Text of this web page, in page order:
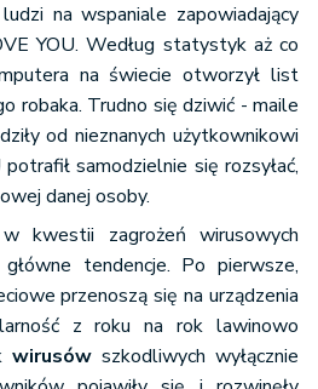
na wspaniale zapowiadający
YOU. Według statystyk aż co
na świecie otworzył list
robaka. Trudno się dziwić - maile
od nieznanych użytkownikowi
samodzielnie się rozsyłać,
danej osoby.
kwestii zagrożeń wirusowych
tendencje. Po pierwsze,
przenoszą się na urządzenia
z roku na rok lawinowo
wirusówszkodliwych wyłącznie